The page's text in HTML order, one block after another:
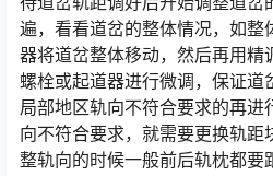
遍，看看道岔的整体情况，如整
器将道岔整体移动，然后再用精
螺栓或起道器进行微调，保证道
局部地区轨向不符合要求的再进
向不符合要求，就需要更换轨距
整轨向的时候一般前后轨枕都要